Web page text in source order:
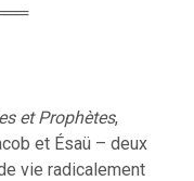
et Prophètes,
et Ésaü – deux
vie radicalement